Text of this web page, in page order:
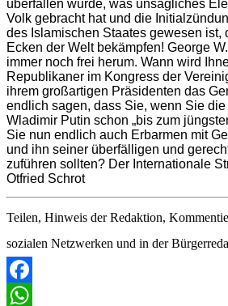
überfallen wurde, was unsägliches
Volk gebracht hat und die
des Islamischen Staates gewesen ist,
Ecken der Welt bekämpfen! George
immer noch frei herum. Wann wird
Republikaner im Kongress der
ihrem großartigen Präsidenten das
endlich sagen, dass Sie, wenn Sie
Wladimir Putin schon „bis zum
Sie nun endlich auch Erbarmen mit
und ihn seiner überfälligen und
zuführen sollten? Der Internationale
Otfried Schrot
Teilen, Hinweis der Redaktion,
sozialen Netzwerken und in der
Facebook